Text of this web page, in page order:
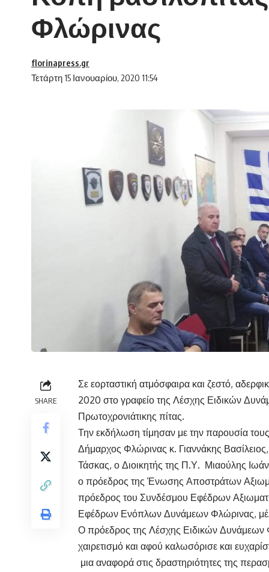
Φλώρινας
Τετάρτη 15 Ιανουαρίου, 2020 11:54
florinapress.gr
SHARE
Σε εορταστική ατμόσφαιρα και ζεστό,
2020 στο γραφείο της Λέσχης Ειδικών
Πρωτοχρονιάτικης πίτας.
Την εκδήλωση τίμησαν με την παρουσία
Δήμαρχος Φλώρινας κ. Γιαννάκης
Τάσκας, ο Διοικητής της Π.Υ. Μιαούλης
ο πρόεδρος της Ένωσης Αποστράτων
πρόεδρος του Συνδέσμου Εφέδρων
Εφέδρων Ενόπλων Δυνάμεων Φλώρινας,
Ο πρόεδρος της Λέσχης Ειδικών Δυνάμεων
χαιρετισμό και αφού καλωσόρισε και
μια αναφορά στις δραστηριότητες της